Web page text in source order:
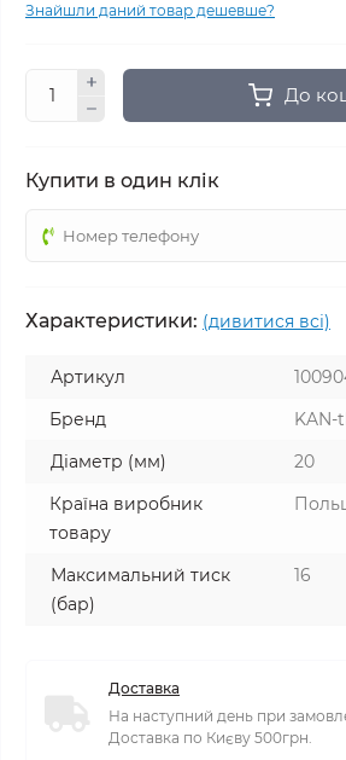
Знайшли даний товар дешевше?
До
Купити в один клік
Характеристики: (дивитися всі)
Артикул
Бренд
KAN-
Діаметр (мм)
20
Країна виробник
товару
Максимальний тиск
(бар)
16
Доставка
На наступний день при
Доставка по Києву 500грн.